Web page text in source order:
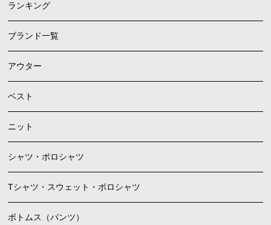
ランキング
ブランド一覧
アウター
ベスト
ニット
シャツ・ポロシャツ
Tシャツ・スウェット・ポロシャツ
ボトムス（パンツ）